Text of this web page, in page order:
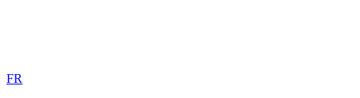
FR